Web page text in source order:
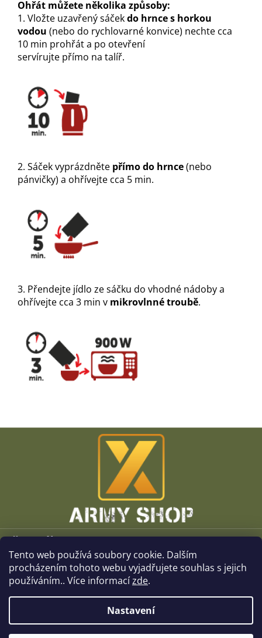
Tento web používá soubory cookie. Dalším
procházením tohoto webu vyjadřujete souhlas s jejich
používáním.. Více informacízde.
Nastavení
Ohřát můžete několika způsoby:
1. Vložte uzavřený sáčekdo hrnce s horkou
vodou (nebo do rychlovarné konvice) nechte cca
10 min prohřát a po otevření
servírujte přímo na talíř.
2. Sáček vyprázdněte přímo do hrnce(nebo
pánvičky) a ohřívejte cca 5 min.
3. Přendejte jídlo ze sáčku do vhodné nádoby a
ohřívejte cca 3 min v mikrovlnné troubě.
Z
Vše o nákupu
O společnosti
Kamenné prodejny
Kontakt